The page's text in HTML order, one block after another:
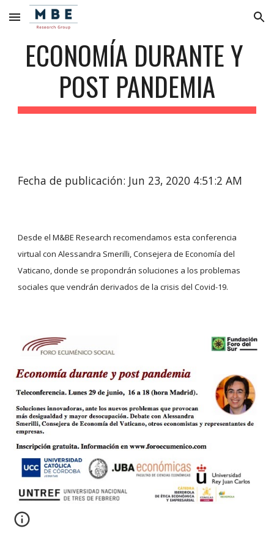
Skip to main content Skip to navigation
ECONOMÍA DURANTE Y
POST PANDEMIA
Fecha de publicación: Jun 23, 2020 4:51:2 AM
Desde el M&BE Research recomendamos esta conferencia
virtual con Alessandra Smerilli, Consejera de Economía del
Vaticano, donde se propondrán soluciones a los problemas
sociales que vendrán derivados de la crisis del Covid-19.